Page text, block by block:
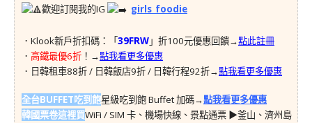
歡迎訂閱我的IG
girls_foodie
．Klook新戶折扣碼：「39FRW」折100元優惠回饋→點此註冊
． 高鐵最優6折 ！→點我看更多優惠
．日韓租車88折 / 日韓飯店9折 / 日韓行程92折→點我看更多優惠
全台BUFFET吃到飽星級吃到飽 Buffet 加碼→點我看更多優惠
韓國票卷這裡買WiFi / SIM 卡、機場快線、景點通票 ▶︎釜山、濟州島